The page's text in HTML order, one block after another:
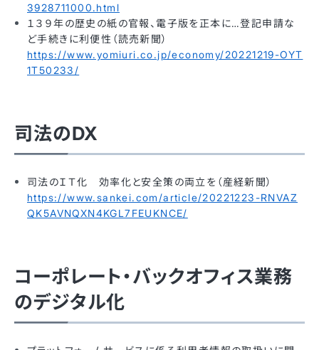
3928711000.html
１３９年の歴史の紙の官報、電子版を正本に…登記申請な
ど手続きに利便性（読売新聞）
https://www.yomiuri.co.jp/economy/20221219-OYT
1T50233/
司法のDX
司法のＩＴ化 効率化と安全策の両立を（産経新聞）
https://www.sankei.com/article/20221223-RNVAZ
QK5AVNQXN4KGL7FEUKNCE/
コーポレート・バックオフィス業務
のデジタル化